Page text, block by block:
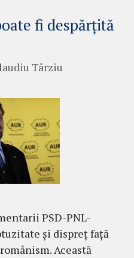
fi despărțită
Târziu
PSD-PNL-
și dispreț față
Această